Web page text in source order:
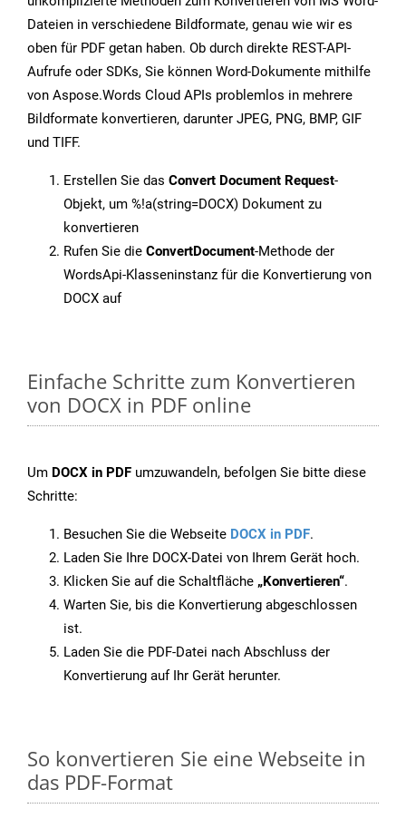
Dateien in verschiedene Bildformate, genau wie wir es
oben für PDF getan haben. Ob durch direkte REST-API-
Aufrufe oder SDKs, Sie können Word-Dokumente mithilfe
von Aspose.Words Cloud APIs problemlos in mehrere
Bildformate konvertieren, darunter JPEG, PNG, BMP, GIF
und TIFF.
Erstellen Sie das Convert Document Request-
Objekt, um %!a(string=DOCX) Dokument zu
konvertieren
Rufen Sie die ConvertDocument-Methode der
WordsApi-Klasseninstanz für die Konvertierung von
DOCX auf
Einfache Schritte zum Konvertieren
von DOCX in PDF online
Um DOCX in PDF umzuwandeln, befolgen Sie bitte diese
Schritte:
Besuchen Sie die Webseite DOCX in PDF.
Laden Sie Ihre DOCX-Datei von Ihrem Gerät hoch.
Klicken Sie auf die Schaltfläche „Konvertieren“.
Warten Sie, bis die Konvertierung abgeschlossen
ist.
Laden Sie die PDF-Datei nach Abschluss der
Konvertierung auf Ihr Gerät herunter.
So konvertieren Sie eine Webseite in
das PDF-Format